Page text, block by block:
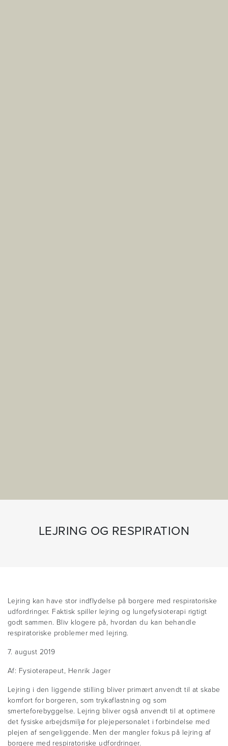
LEJRING OG RESPIRATION
Lejring kan have stor indflydelse på borgere med respiratoriske
udfordringer. Faktisk spiller lejring og lungefysioterapi rigtigt
godt sammen. Bliv klogere på, hvordan du kan behandle
respiratoriske problemer med lejring.
7. august 2019
Af: Fysioterapeut, Henrik Jager
Lejring i den liggende stilling bliver primært anvendt til at skabe
komfort for borgeren, som trykaflastning og som
smerteforebyggelse. Lejring bliver også anvendt til at optimere
det fysiske arbejdsmiljø for plejepersonalet i forbindelse med
plejen af sengeliggende. Men der mangler fokus på lejring af
borgere med respiratoriske udfordringer.